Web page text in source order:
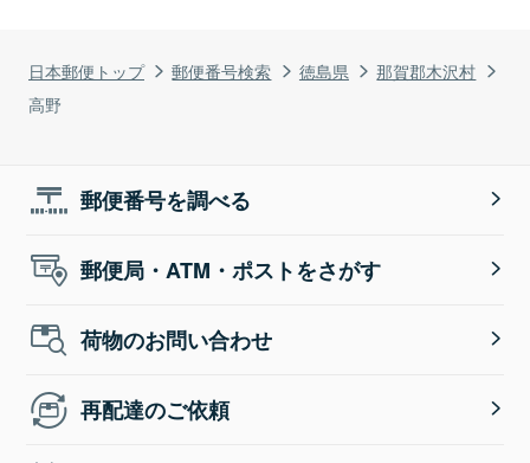
日本郵便トップ 郵便番号検索 徳島県
那賀郡木沢村
高野
郵便番号を調べる
郵便局・ATM・ポストをさがす
荷物のお問い合わせ
再配達のご依頼